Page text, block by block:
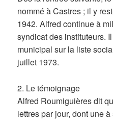
nommé à Castres ; il y
1942. Alfred continue à
syndicat des instituteurs.
municipal sur la liste
juillet 1973.
2. Le témoignage
Alfred Roumiguières dit
lettres par jour, dont une